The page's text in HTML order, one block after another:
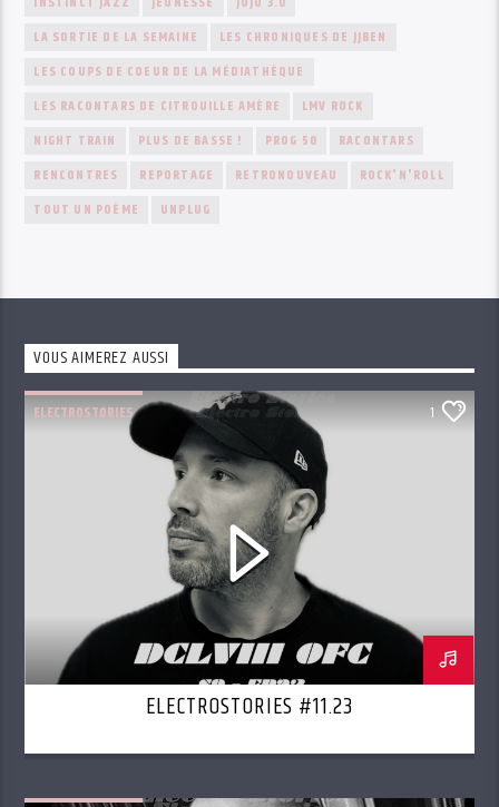
LA SORTIE DE LA SEMAINE
LES CHRONIQUES DE JJBEN
LES COUPS DE COEUR DE LA MÉDIATHÈQUE
LES RACONTARS DE CITROUILLE AMÈRE
LMV ROCK
NIGHT TRAIN
PLUS DE BASSE ! PROG 50
RACONTARS
RENCONTRES
REPORTAGE RETRONOUVEAU
ROCK'N'ROLL
TOUT UN POÈME
UNPLUG
VOUS AIMEREZ AUSSI
ELECTROSTORIES 1
ELECTROSTORIES #11.23